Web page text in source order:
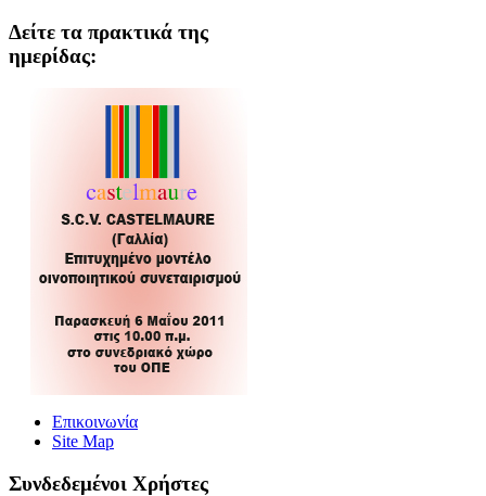
Δείτε τα πρακτικά της
ημερίδας:
Επικοινωνία
Site Map
Συνδεδεμένοι Xρήστες